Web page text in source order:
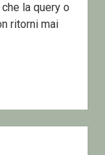
la query o
ritorni mai